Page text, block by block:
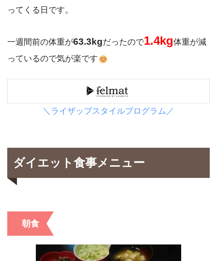
ってくる日です。
一週間前の体重が63.3kgだったので1.4kg体重が減
っているので気が楽です
＼ライザップスタイルプログラム／
ダイエット食事メニュー
朝食